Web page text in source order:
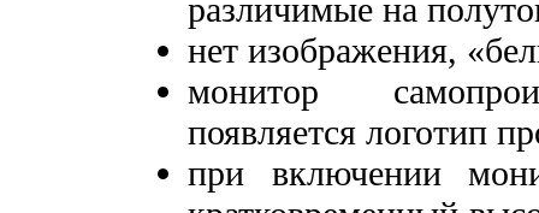
различимые на
нет изображения,
монитор
появляется логотип
при включении